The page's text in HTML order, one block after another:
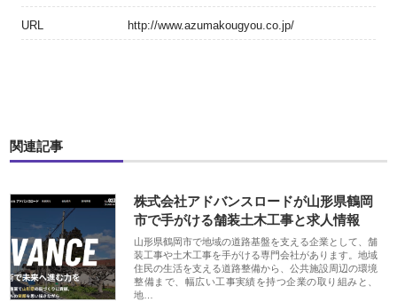
URL http://www.azumakougyou.co.jp/
関連記事
株式会社アドバンスロードが山形県鶴岡
市で手がける舗装土木工事と求人情報
山形県鶴岡市で地域の道路基盤を支える企業として、舗
装工事や土木工事を手がける専門会社があります。地域
住民の生活を支える道路整備から、公共施設周辺の環境
整備まで、幅広い工事実績を持つ企業の取り組みと、
地…